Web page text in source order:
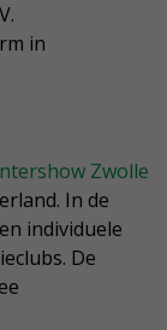
in
Zwolle
In de
individuele
De